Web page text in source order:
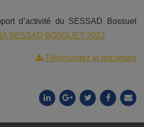
d’activité du SESSAD Bossuet
SESSAD BOSSUET 2022
Téléchargez le document